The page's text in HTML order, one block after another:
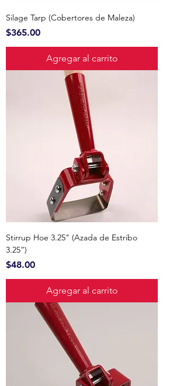
Silage Tarp (Cobertores de Maleza)
Precio
$365.00
Agregar al carrito
Stirrup Hoe 3.25" (Azada de Estribo
3.25”)
Precio
$48.00
Agregar al carrito